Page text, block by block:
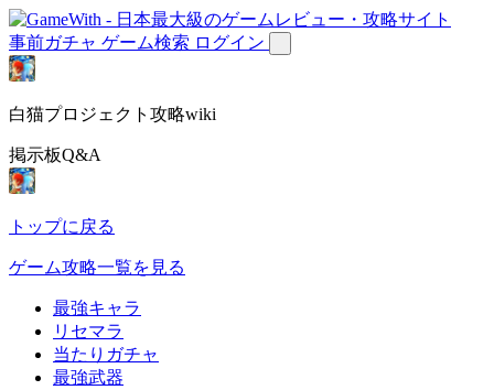
事前ガチャ ゲーム検索 ログイン
白猫プロジェクト攻略wiki
掲示板Q&A
トップに戻る
ゲーム攻略一覧を見る
最強キャラ
リセマラ
当たりガチャ
最強武器